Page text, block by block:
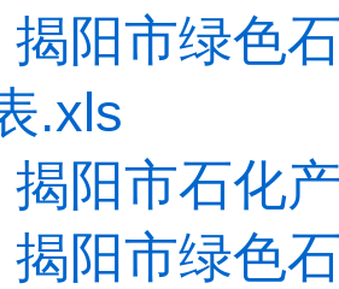
揭阳市绿色
.xls
揭阳市石化
揭阳市绿色